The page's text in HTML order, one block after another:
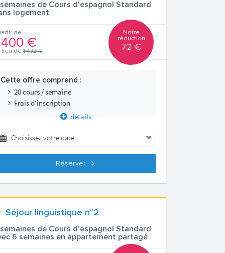
de Cours d'espagnol Standard
logement
de
400 €
lieu de 1 472 €
Notre
réduction
72 €
Cette offre comprend :
20 cours / semaine
Frais d'inscription
détails
Réserver
Séjour linguistique n°2
de Cours d'espagnol Standard
6 semaines en appartement partagé